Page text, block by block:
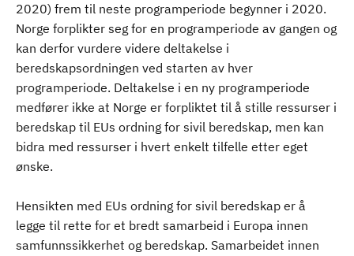
2020) frem til neste programperiode begynner i 2020.
Norge forplikter seg for en programperiode av gangen og
kan derfor vurdere videre deltakelse i
beredskapsordningen ved starten av hver
programperiode. Deltakelse i en ny programperiode
medfører ikke at Norge er forpliktet til å stille ressurser i
beredskap til EUs ordning for sivil beredskap, men kan
bidra med ressurser i hvert enkelt tilfelle etter eget
ønske.
Hensikten med EUs ordning for sivil beredskap er å
legge til rette for et bredt samarbeid i Europa innen
samfunnssikkerhet og beredskap. Samarbeidet innen